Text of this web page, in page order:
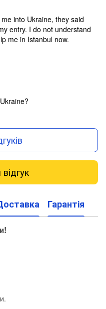
into Ukraine, they said
entry. I do not understand
me in Istanbul now.
Гарантія